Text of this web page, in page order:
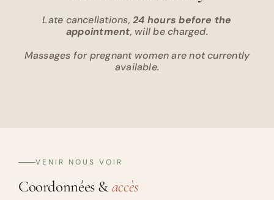
Late cancellations,24 hours before the
appointment, will be charged.
Massages for pregnant women are not currently
available.
VENIR NOUS VOIR
Coordonnées &accès